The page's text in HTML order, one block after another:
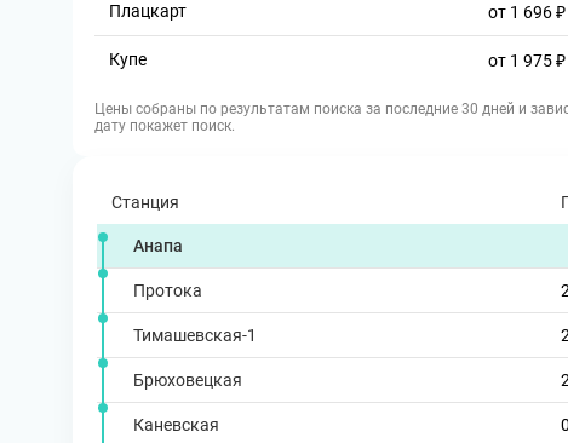
Плацкарт от 1 696 ₽
Купе от 1 975 ₽
Цены собраны по результатам поиска за последние 30 дней и
дату покажет поиск.
Станция
Анапа
Протока
Тимашевская-1
Брюховецкая
Каневская